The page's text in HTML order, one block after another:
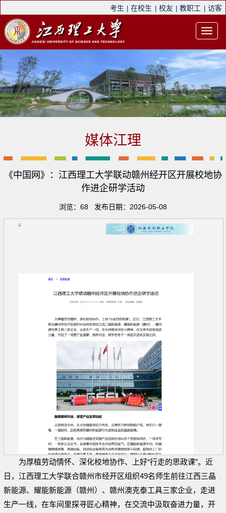
考生 | 在校生 | 校友 | 教职工 | 访客
媒体江理
《中国网》：江西理工大学联动赣州经开区开展校地协
作进企研学活动
浏览： 68 发布日期：2026-05-08
为厚植劳动情怀、深化校地协作、上好“行走的思政课”。近
日，江西理工大学联合赣州市经开区组织49名师生前往江西三晶
新能源、耀能新能源（赣州）、赣州澳克泰工具三家企业，走进
生产一线，在车间里探寻匠心精神，在交流中汲取奋进力量，开